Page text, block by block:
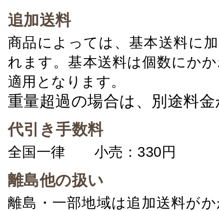
追加送料
商品によっては、基本送料に
れます。基本送料は個数にか
適用となります。
重量超過の場合は、別途料
代引き手数料
全国一律 小売：330円 卸
離島他の扱い
離島・一部地域は追加送料が